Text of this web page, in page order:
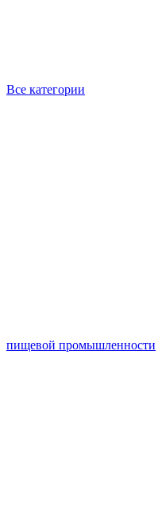
Все категории
пищевой промышленности